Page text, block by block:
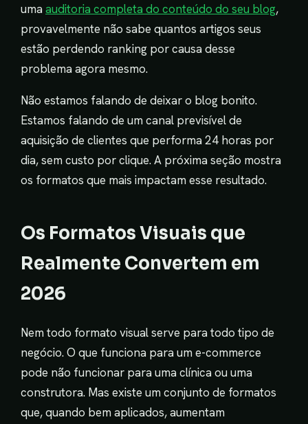
umaauditoria completa do conteúdo do seu blog,
provavelmente não sabe quantos artigos seus
estão perdendo ranking por causa desse
problema agora mesmo.
Não estamos falando de deixar o blog bonito.
Estamos falando de um canal previsível de
aquisição de clientes que performa 24 horas por
dia, sem custo por clique. A próxima seção mostra
os formatos que mais impactam esse resultado.
Os Formatos Visuais que
Realmente Convertem em
2026
Nem todo formato visual serve para todo tipo de
negócio. O que funciona para um e-commerce
pode não funcionar para uma clínica ou uma
construtora. Mas existe um conjunto de formatos
que, quando bem aplicados, aumentam